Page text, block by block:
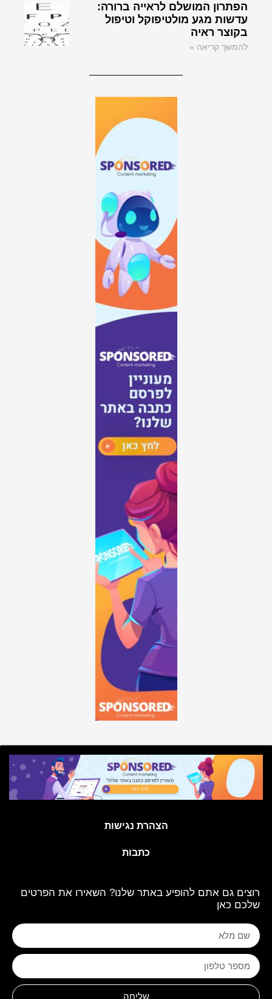
הפתרון המושלם לראייה ברורה:
עדשות מגע מולטיפוקל וטיפול
בקוצר ראיה
להמשך קריאה »
הצהרת נגישות
כתבות
רוצים גם אתם להופיע באתר שלנו? השאירו את הפרטים
שלכם כאן
שליחה